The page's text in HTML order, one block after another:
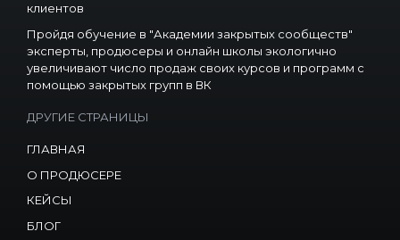
клиентов
Пройдя обучение в "Академии закрытых сообществ"
эксперты, продюсеры и онлайн школы экологично
увеличивают число продаж своих курсов и программ с
помощью закрытых групп в ВК
ДРУГИЕ СТРАНИЦЫ
ГЛАВНАЯ
О ПРОДЮСЕРЕ
КЕЙСЫ
БЛОГ